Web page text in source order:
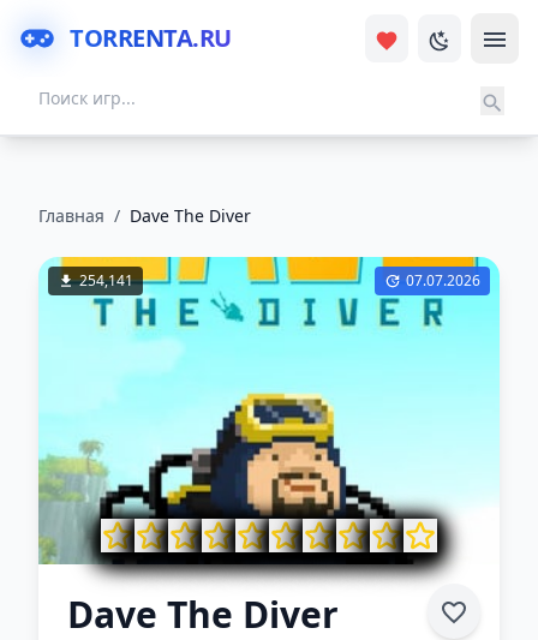
TORRENTA.RU
Главная / Dave The Diver
254,141 07.07.2026
Dave The Diver